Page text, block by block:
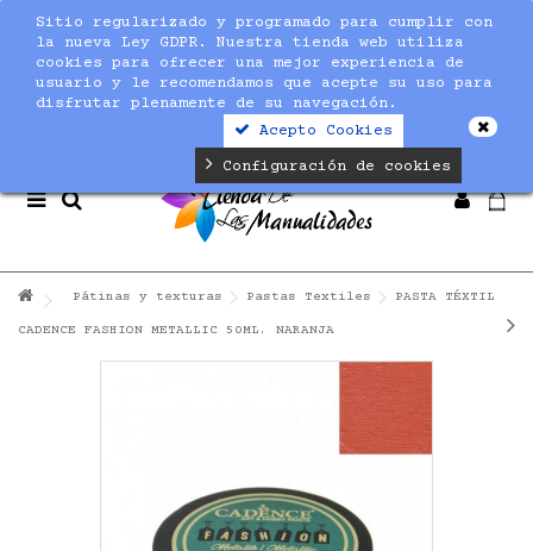
Notice : Undefined index: max_amount in
/home/nuevaltm/public_html/modules/sequracheckout/lib/
on line19
Sitio regularizado y programado para cumplir con
la nueva Ley GDPR. Nuestra tienda web utiliza
cookies para ofrecer una mejor experiencia de
usuario y le recomendamos que acepte su uso para
disfrutar plenamente de su navegación.
Acepto Cookies
Configuración de cookies
Pátinas y texturas Pastas Textiles PASTA TÉXTIL
CADENCE FASHION METALLIC 50ML. NARANJA